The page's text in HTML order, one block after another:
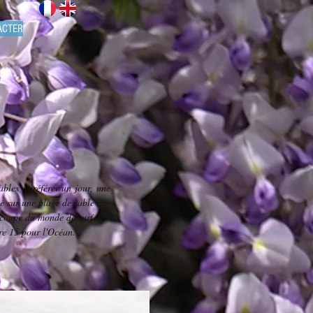
; préférer un jour, une
sur une plage de sable en
du monde de surf
15 pour l'Océan.